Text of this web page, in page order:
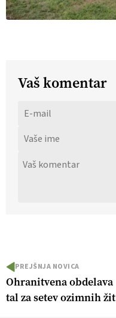
Vaš komentar
PREJŠNJA NOVICA
Ohranitvena obdelava
tal za setev ozimnih žit